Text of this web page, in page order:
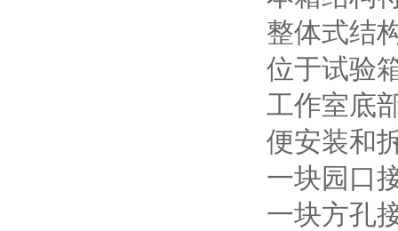
整体式结
位于试验
工作室底
便安装和
一块园口
一块方孔